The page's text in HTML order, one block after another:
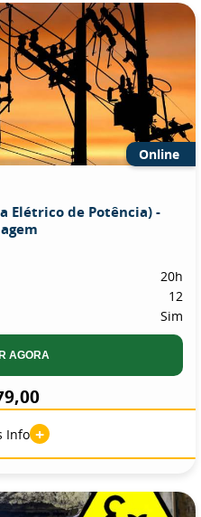
Online
Elétrico de Potência) -
20h
12
Sim
AGORA
Info +